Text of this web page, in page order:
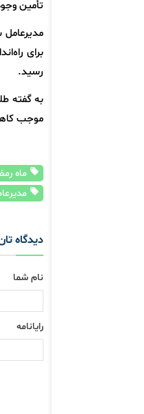
تأمین وجود ندارد و
رسید.
به گفته
موجب
ماه
دیدگاه
نام شما
رایانامه